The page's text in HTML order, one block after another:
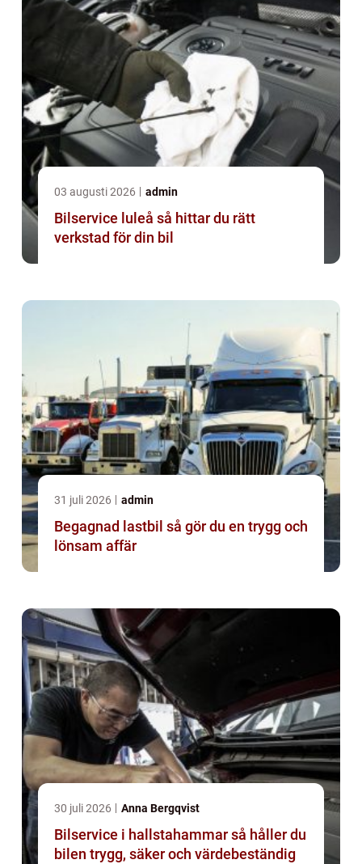
03 augusti 2026 admin
Bilservice luleå så hittar du rätt
verkstad för din bil
31 juli 2026 admin
Begagnad lastbil så gör du en trygg och
lönsam affär
30 juli 2026 Anna Bergqvist
Bilservice i hallstahammar så håller du
bilen trygg, säker och värdebeständig